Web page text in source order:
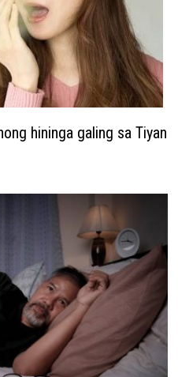
hininga galing sa Tiyan